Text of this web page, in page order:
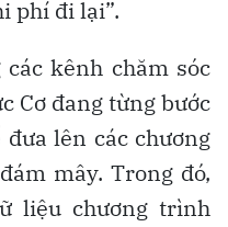
phí đi lại”.
kênh chăm sóc
Cơ đang từng bước
đưa lên các chương
mây. Trong đó,
liệu chương trình